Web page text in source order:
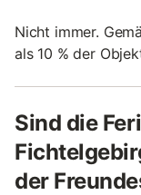
Nicht immer.
als 10 % der
Sind die
der